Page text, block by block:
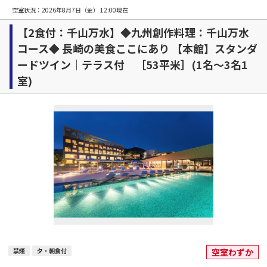
空室状況： 2026年8月7日（金） 12:00現在
【2食付：千山万水】◆九州創作料理：千山万水
コース◆ 長崎の美食ここにあり 【本館】スタンダ
ードツイン｜テラス付 ［53平米］(1名～3名1
室)
禁煙 夕・朝食付 空室わずか